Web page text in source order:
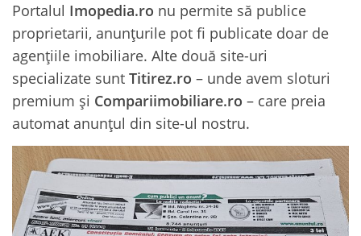
Portalul Imopedia.ro nu permite să publice
proprietarii, anunțurile pot fi publicate doar de
agențiile imobiliare. Alte două site-uri
specializate sunt Titirez.ro – unde avem sloturi
premium și Compariimobiliare.ro – care preia
automat anunțul din site-ul nostru.